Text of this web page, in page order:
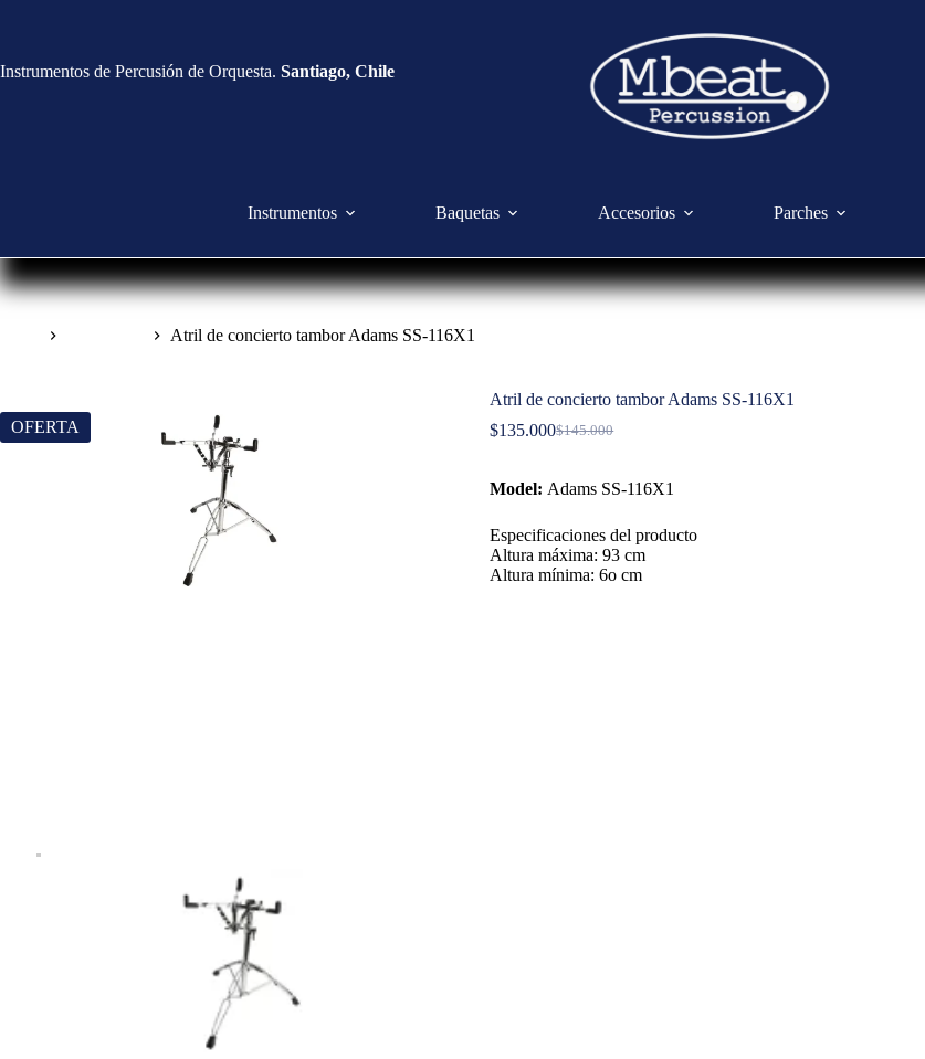
Instrumentos de Percusión de Orquesta. Santiago, Chile
Instrumentos Baquetas Accesorios Parches
Atril de concierto tambor Adams SS-116X1
OFERTA
Atril de concierto tambor Adams SS-116X1
$145.000
$135.000
Model: Adams SS-116X1
Especificaciones del producto
Altura máxima: 93 cm
Altura mínima: 6o cm